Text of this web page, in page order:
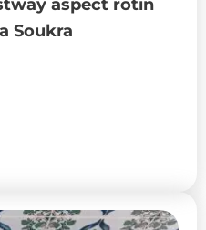
aspect rotin
Soukra